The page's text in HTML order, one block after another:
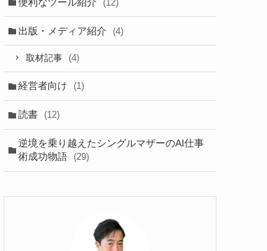
(12)
出版・メディア紹介 (4)
取材記事 (4)
経営者向け (1)
読書 (12)
逆境を乗り越えたシングルマザーのAI仕事
術成功物語 (29)